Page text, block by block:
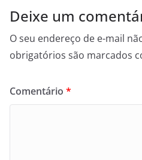
Deixe um
O seu endereço de e-mail
obrigatórios são marcados
Comentário *